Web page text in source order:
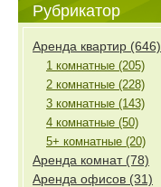
Рубрикатор
Аренда квартир (646)
1 комнатные (205)
2 комнатные (228)
3 комнатные (143)
4 комнатные (50)
5+ комнатные (20)
Аренда комнат (78)
Аренда офисов (31)